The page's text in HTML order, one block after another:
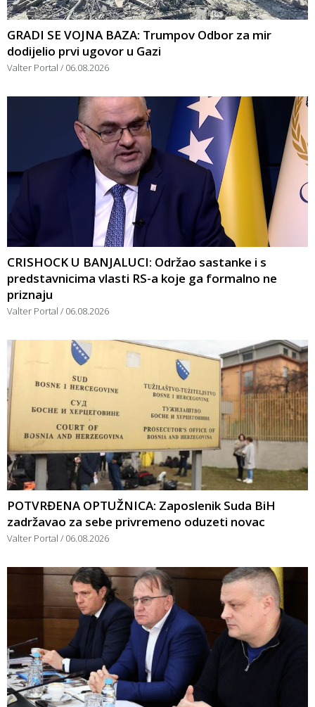
GRADI SE VOJNA BAZA: Trumpov Odbor za mir
dodijelio prvi ugovor u Gazi
Valter Portal 06.08.2026
CRISHOCK U BANJALUCI: Održao sastanke i s
predstavnicima vlasti RS-a koje ga formalno ne
priznaju
Valter Portal 06.08.2026
POTVRĐENA OPTUŽNICA: Zaposlenik Suda BiH
zadržavao za sebe privremeno oduzeti novac
Valter Portal 06.08.2026